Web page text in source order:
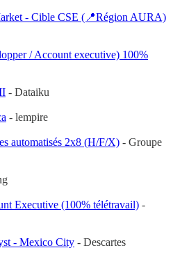
- Cible CSE (📍Région AURA)
/ Account executive) 100%
- Dataiku
- lempire
automatisés 2x8 (H/F/X) - Groupe
Executive (100% télétravail) -
- Mexico City - Descartes